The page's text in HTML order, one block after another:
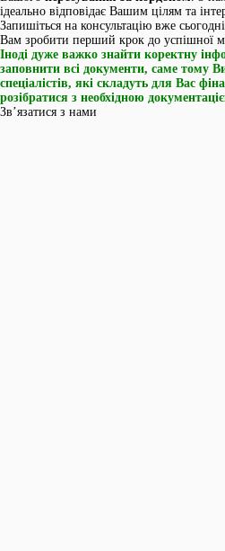
ідеально відповідає Вашим цілям та
Запишіться на консультацію вже
Вам зробити перший крок до успішної
Іноді дуже важко знайти коректну
заповнити всі документи, саме тому
спеціалістів, які складуть для Вас
розібратися з необхідною
Зв’язатися з нами